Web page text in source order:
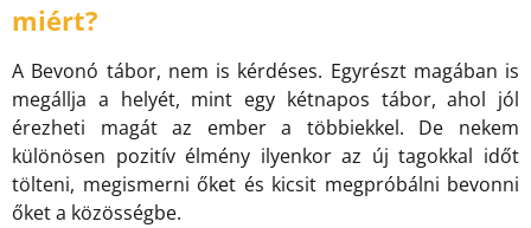
miért?
A Bevonó tábor, nem is kérdéses. Egyrészt magában is
megállja a helyét, mint egy kétnapos tábor, ahol jól
érezheti magát az ember a többiekkel. De nekem
különösen pozitív élmény ilyenkor az új tagokkal időt
tölteni, megismerni őket és kicsit megpróbálni bevonni
őket a közösségbe.